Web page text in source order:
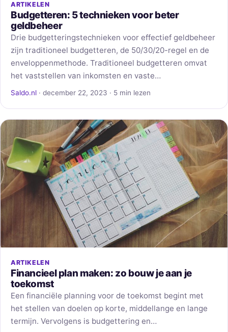
ARTIKELEN
Budgetteren: 5 technieken voor beter
geldbeheer
Drie budgetteringstechnieken voor effectief geldbeheer
zijn traditioneel budgetteren, de 50/30/20-regel en de
enveloppenmethode. Traditioneel budgetteren omvat
het vaststellen van inkomsten en vaste…
Saldo.nl · december 22, 2023 · 5 min lezen
ARTIKELEN
Financieel plan maken: zo bouw je aan je
toekomst
Een financiële planning voor de toekomst begint met
het stellen van doelen op korte, middellange en lange
termijn. Vervolgens is budgettering en…